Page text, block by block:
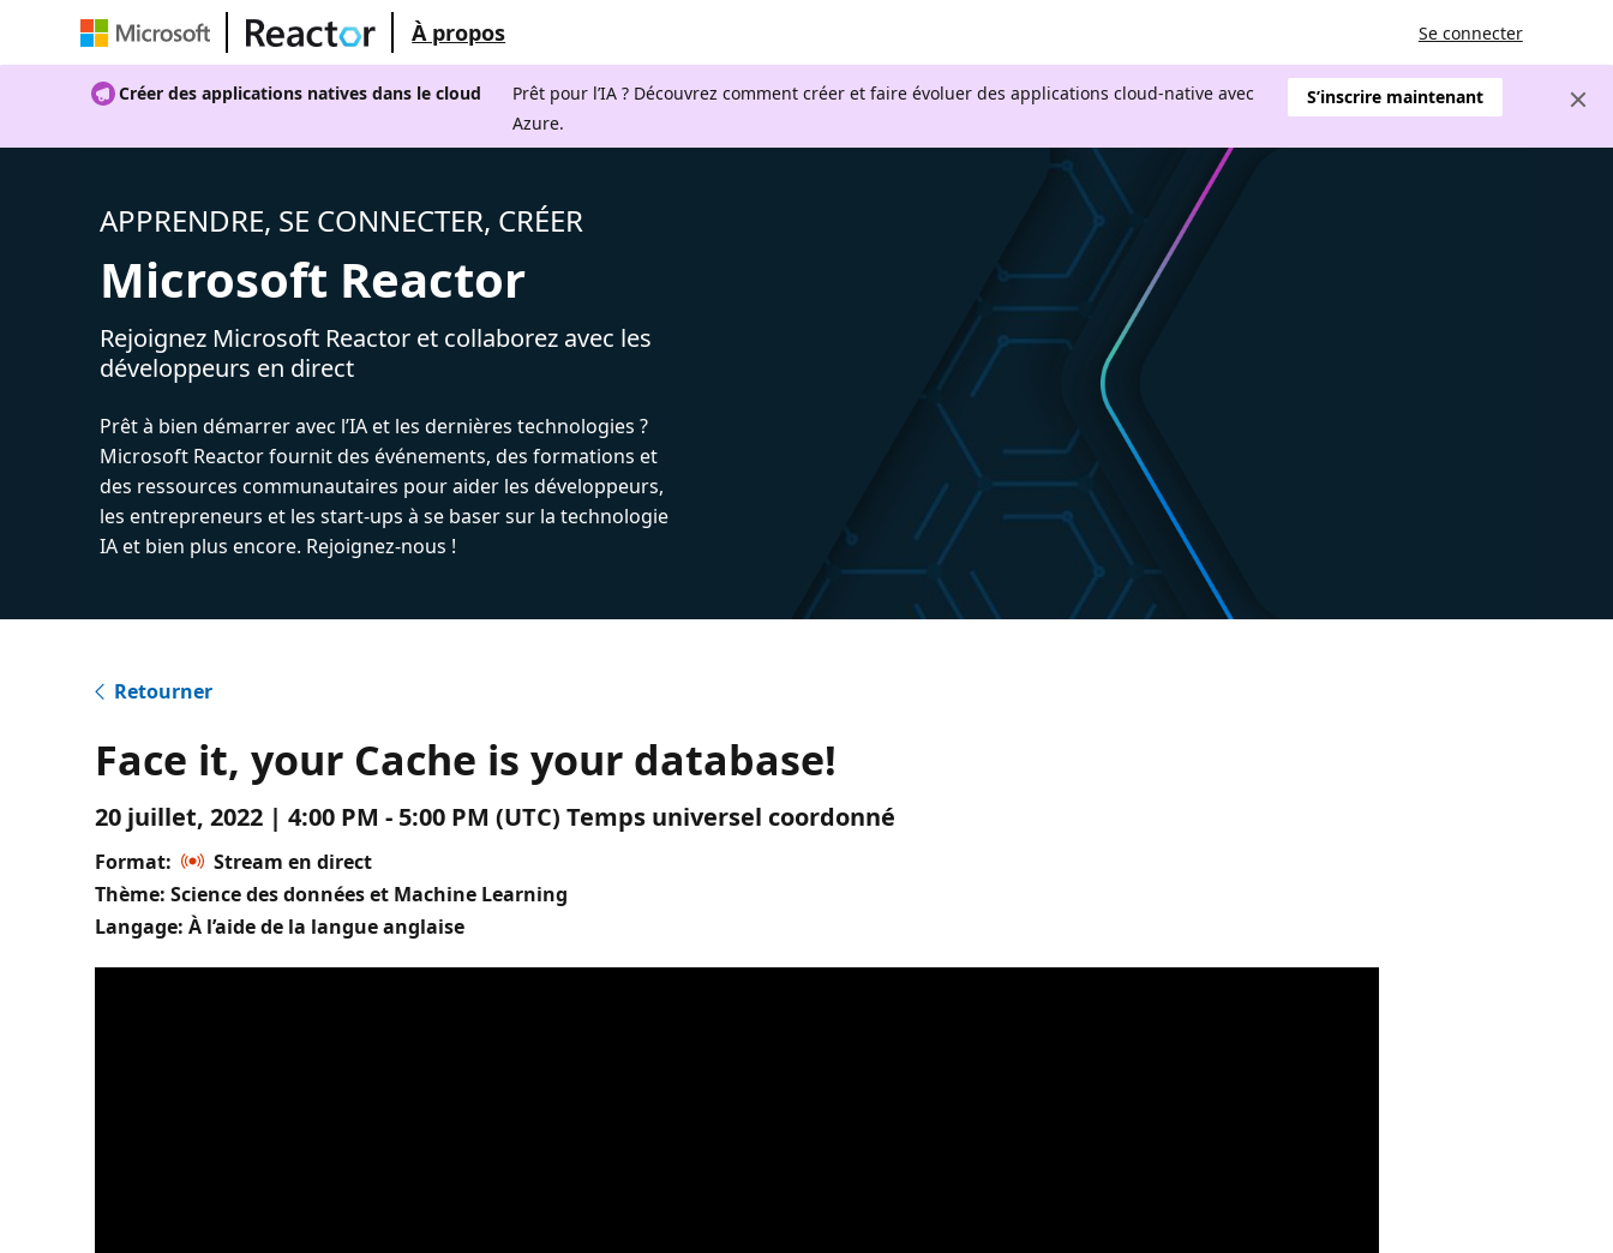
À propos Se connecter
Créer des applications natives dans le cloud
Prêt pour l’IA ? Découvrez comment créer et faire évoluer des applications cloud-native avec
Azure.
S’inscrire maintenant
APPRENDRE, SE CONNECTER, CRÉER
Microsoft Reactor
Rejoignez Microsoft Reactor et collaborez avec les
développeurs en direct
Prêt à bien démarrer avec l’IA et les dernières technologies ?
Microsoft Reactor fournit des événements, des formations et
des ressources communautaires pour aider les développeurs,
les entrepreneurs et les start-ups à se baser sur la technologie
IA et bien plus encore. Rejoignez-nous !
Retourner
Face it, your Cache is your database!
20 juillet, 2022 | 4:00 PM - 5:00 PM (UTC) Temps universel coordonné
Format:
Stream en direct
Thème: Science des données et Machine Learning
Langage: À l’aide de la langue anglaise